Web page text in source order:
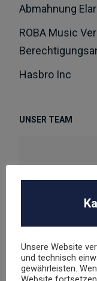
Abmahnung
ROBA Music
Hasbro Inc
UNSER TEAM
Dr.
EMAIL
Unsere Website
und technisch
gewährleisten.